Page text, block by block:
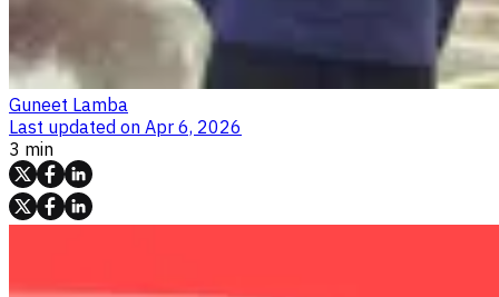
Guneet Lamba
Last updated on Apr 6, 2026
3 min